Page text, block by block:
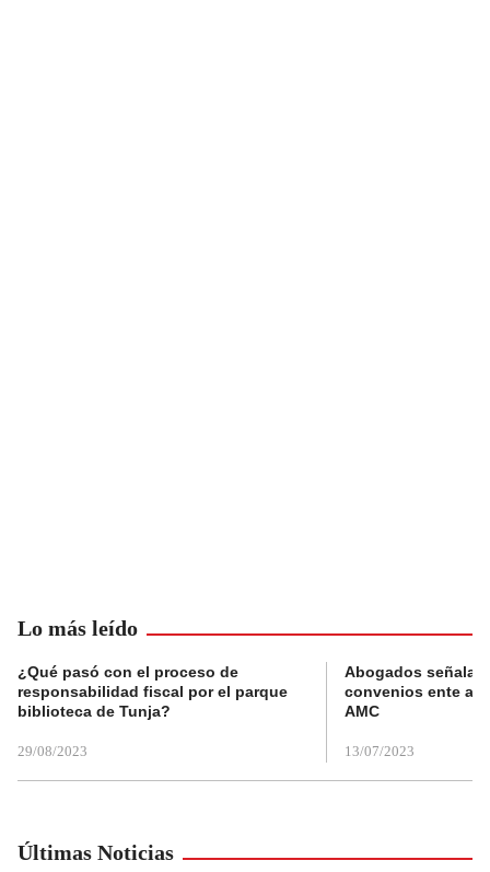
Lo más leído
¿Qué pasó con el proceso de
responsabilidad fiscal por el parque
biblioteca de Tunja?
29/08/2023
Abogados
convenios ente
AMC
13/07/2023
Últimas Noticias